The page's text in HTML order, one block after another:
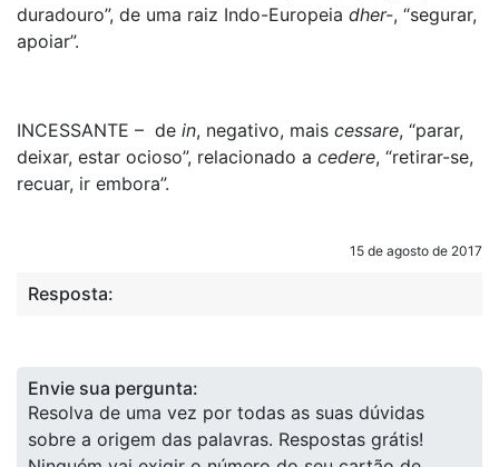
duradouro”, de uma raiz Indo-Europeia dher-, “segurar,
apoiar”.
INCESSANTE – de in, negativo, mais cessare, “parar,
deixar, estar ocioso”, relacionado a cedere, “retirar-se,
recuar, ir embora”.
15 de agosto de 2017
Resposta:
Envie sua pergunta:
Resolva de uma vez por todas as suas dúvidas
sobre a origem das palavras. Respostas grátis!